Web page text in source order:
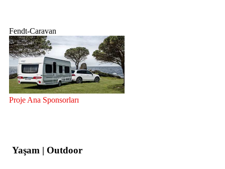
Fendt-Caravan
Proje Ana Sponsorları
Yaşam | Outdoor